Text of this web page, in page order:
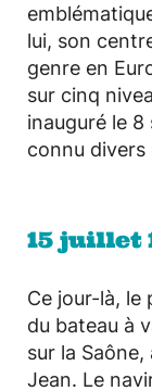
lui, son
genre en
sur cinq
inauguré le 8
connu divers
15 juillet
Ce jour-là, le
du bateau à
sur la
Jean. Le